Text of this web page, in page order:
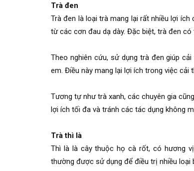
Trà đen
Trà đen là loại trà mang lại rất nhiều lợi
từ các cơn đau dạ dày. Đặc biệt, trà đen
Theo nghiên cứu, sử dụng trà đen giúp
em. Điều này mang lại lợi ích trong việc cải
Tương tự như trà xanh, các chuyên gia
lợi ích tối đa và tránh các tác dụng không
Trà thì là
Thì là là cây thuộc họ cà rốt, có hương
thường được sử dụng để điều trị nhiều loại